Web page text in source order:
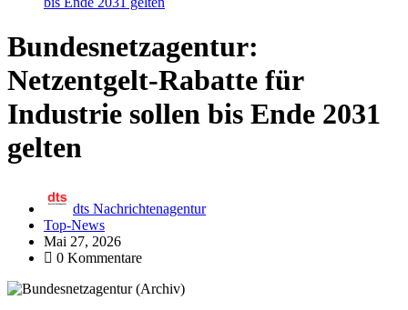
Bundesnetzagentur:
Netzentgelt-Rabatte für
Industrie sollen bis Ende 2031
gelten
dts Nachrichtenagentur
Top-News
Mai 27, 2026
0 Kommentare